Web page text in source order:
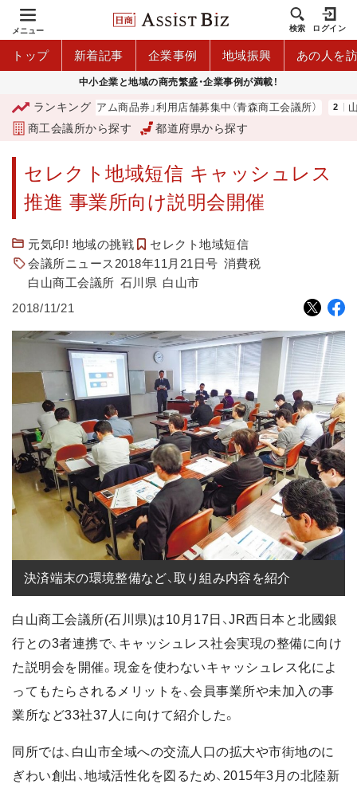
メニュー 検索 ログイン
トップ 新着記事 企業事例 地域振興 あの人を
中小企業と地域の商売繁盛・企業事例が満載！
ランキング
「青森市プレミアム商品券」利用店舗募集中（青森商工会議所） 山中
商工会議所から探す 都道府県から探す
セレクト地域短信 キャッシュレス
推進 事業所向け説明会開催
元気印! 地域の挑戦
セレクト地域短信
会議所ニュース2018年11月21日号 消費税
白山商工会議所 石川県 白山市
2018/11/21
決済端末の環境整備など、取り組み内容を紹介
白山商工会議所(石川県)は10月17日、JR西日本と北國銀
行との3者連携で、キャッシュレス社会実現の整備に向け
た説明会を開催。現金を使わないキャッシュレス化によ
ってもたらされるメリットを、会員事業所や未加入の事
業所など33社37人に向けて紹介した。
同所では、白山市全域への交流人口の拡大や市街地のに
ぎわい創出、地域活性化を図るため、2015年3月の北陸新